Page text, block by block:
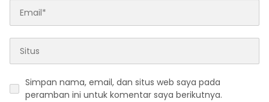
Simpan nama, email, dan situs web saya pada
peramban ini untuk komentar saya berikutnya.